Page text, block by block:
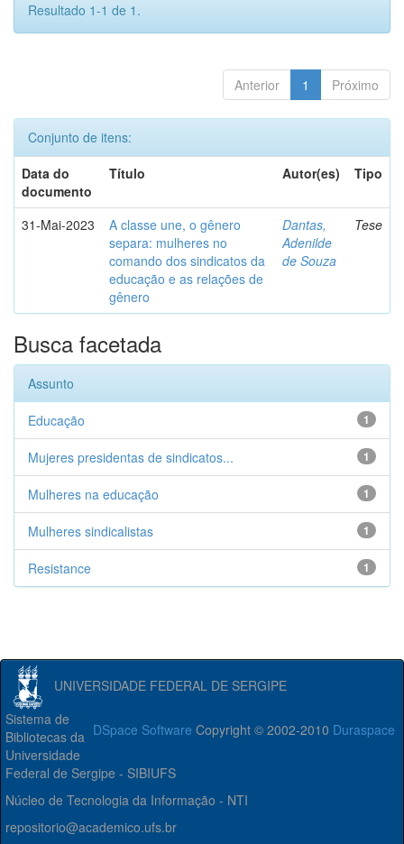
Resultado 1-1 de 1.
Anterior 1 Próximo
Conjunto de itens:
Data do
documento
Título Autor(es) Tipo
31-Mai-2023
A classe une, o gênero
separa: mulheres no
comando dos sindicatos da
educação e as relações de
gênero
Dantas,
Adenilde
de Souza
Tese
Busca facetada
Assunto
1
Educação
1
Mujeres presidentas de sindicatos...
1
Mulheres na educação
1
Mulheres sindicalistas
1
Resistance
UNIVERSIDADE FEDERAL DE SERGIPE
DSpace Software Copyright © 2002-2010 Duraspace
Sistema de
Bibliotecas da
Universidade
Federal de Sergipe - SIBIUFS
Núcleo de Tecnologia da Informação - NTI
repositorio@academico.ufs.br